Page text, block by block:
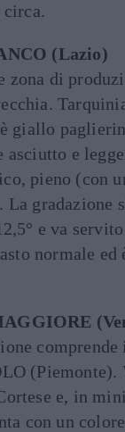
circa.
(Lazio)
zona di
giallo
asciutto e
pieno (con
La gradazione
e va
normale
(Piemonte).
e, in
con un